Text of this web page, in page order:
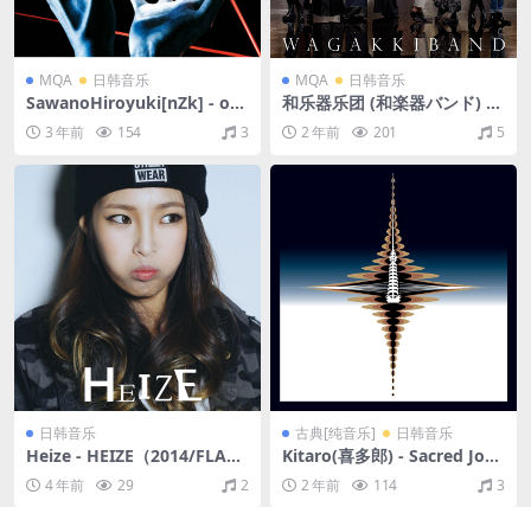
MQA 日韩音乐
SawanoHiroyuki[nZk] - o1
（2015/FLAC/分轨/436M）
(MQA/16bit/44.1kHz)
3 年前 154 3
MQA 日韩音乐
和乐器乐团 (和楽器バンド) - I
vs I（2023/FLAC/分轨/611
M）(MQA/24bit/48kHz)
2 年前 201 5
日韩音乐
Heize - HEIZE（2014/FLAC/
EP分轨/113M）
4 年前 29 2
古典[纯音乐] 日韩音乐
Kitaro(喜多郎) - Sacred Jour
ney of Ku-Kai, Volume 3（2
007/FLAC/分轨/293M）
2 年前 114 3